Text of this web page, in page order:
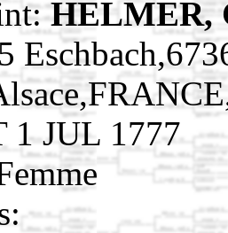
HELMER,
1 JUL 1777